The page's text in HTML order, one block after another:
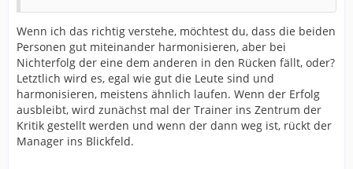
Wenn ich das richtig verstehe, möchtest du, dass die beiden
Personen gut miteinander harmonisieren, aber bei
Nichterfolg der eine dem anderen in den Rücken fällt, oder?
Letztlich wird es, egal wie gut die Leute sind und
harmonisieren, meistens ähnlich laufen. Wenn der Erfolg
ausbleibt, wird zunächst mal der Trainer ins Zentrum der
Kritik gestellt werden und wenn der dann weg ist, rückt der
Manager ins Blickfeld.